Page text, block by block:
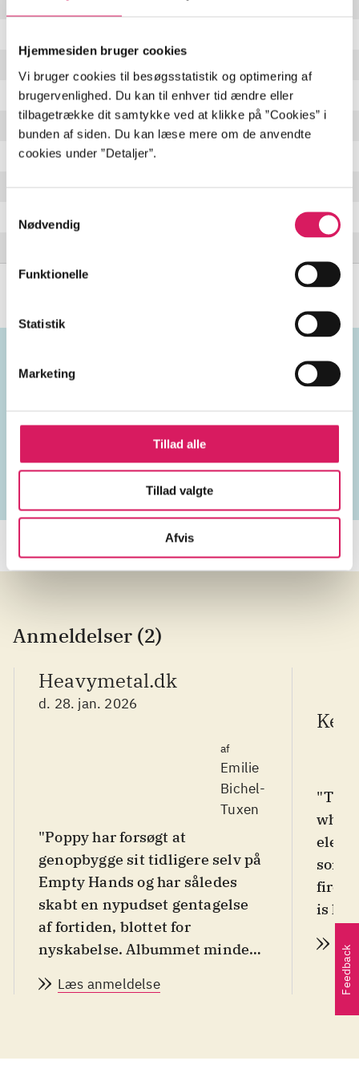
Hjemmesiden bruger cookies
Vi bruger cookies til besøgsstatistik og optimering af
brugervenlighed. Du kan til enhver tid ændre eller
tilbagetrække dit samtykke ved at klikke på ”Cookies” i
bunden af siden. Du kan læse mere om de anvendte
cookies under ”Detaljer”.
Nødvendig
Funktionelle
Statistik
Marketing
Tillad alle
Tillad valgte
Afvis
Eat The Hate
The Wait
If We're Following The Light
Ribs 3:39 min
2020'erne
Anmeldelser (2)
Heavymetal.dk
d. 28. jan. 2026
af
Emilie
Bichel-
Tuxen
"Poppy har forsøgt at
genopbygge sit tidligere selv på
Empty Hands og har således
skabt en nypudset gentagelse
af fortiden, blottet for
nyskabelse. Albummet minder i
værkers nærmest æteriske
småsten i maskinen, som
Læs anmeldelse
"This
when
fire,
is
Feedback